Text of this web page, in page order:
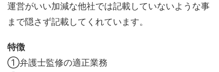
運営がいい加減な他社では記載していないような事
まで隠さず記載してくれています。
特徴
①弁護士監修の適正業務